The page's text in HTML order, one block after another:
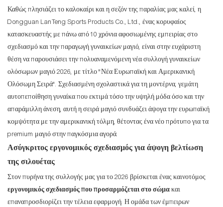
Καθώς πλησιάζει το καλοκαίρι και η σεζόν της παραλίας μας καλεί, η
Dongguan LanTeng Sports Products Co., Ltd., ένας κορυφαίος
κατασκευαστής με πάνω από 10 χρόνια αφοσιωμένης εμπειρίας στο
σχεδιασμό και την παραγωγή γυναικείων μαγιό, είναι στην ευχάριστη
θέση να παρουσιάσει την πολυαναμενόμενη νέα συλλογή γυναικείων
ολόσωμων μαγιό 2026, με τίτλο "Νέα Ευρωπαϊκή και Αμερικανική
Ολόσωμη Σειρά". Σχεδιασμένη σχολαστικά για τη μοντέρνα, γεμάτη
αυτοπεποίθηση γυναίκα που εκτιμά τόσο την υψηλή μόδα όσο και την
απαράμιλλη άνεση, αυτή η σειρά μαγιό συνδυάζει άψογα την ευρωπαϊκή
κομψότητα με την αμερικανική τόλμη, θέτοντας ένα νέο πρότυπο για τα
premium μαγιό στην παγκόσμια αγορά.
Ασύγκριτος εργονομικός σχεδιασμός για άψογη βελτίωση
της σιλουέτας
Στον πυρήνα της συλλογής μας για το 2026 βρίσκεται ένας καινοτόμος
εργονομικός σχεδιασμός που προσαρμόζεται στο σώμακαι
επαναπροσδιορίζει την τέλεια εφαρμογή. Η ομάδα των έμπειρων